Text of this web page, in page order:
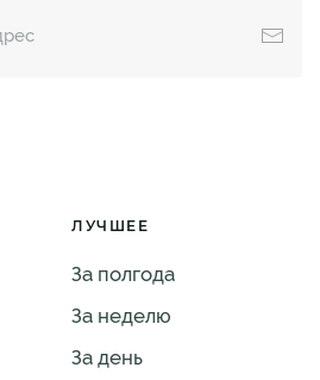
ЛУЧШЕЕ
За полгода
За неделю
За день